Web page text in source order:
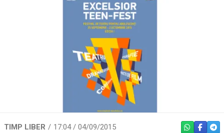
TIMP LIBER 17:04 / 04/09/2015 WHATSAPP